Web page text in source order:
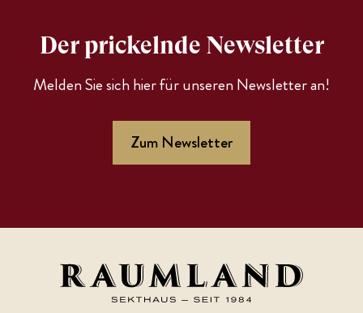
Der prickelnde Newsletter
Melden Sie sich hier für unseren Newsletter an!
Zum Newsletter